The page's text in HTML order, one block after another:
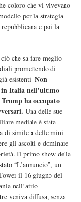
coloro che vi vivevano
per la strategia
e poi la
che sa fare meglio –
promettendo di
esistenti. Non
in Italia nell’ultimo
ha occupato
Una delle sue
mediale è stata
di simile a delle mini
gli ascolti e dominare
Il primo show della
“L’annuncio”, un
il 16 giugno del
nell’atrio
veniva diffusa, senza